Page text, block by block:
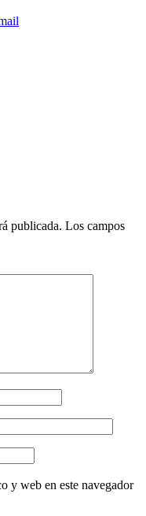
publicada. Los campos
y web en este navegador